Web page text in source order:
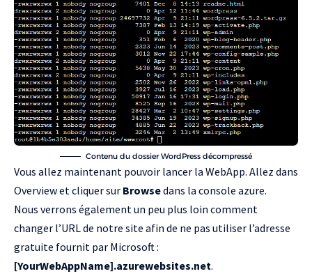
Contenu du dossier WordPress décompressé
Vous allez maintenant pouvoir lancer la WebApp. Allez dans
Overview et cliquer sur Browsedans la console azure.
Nous verrons également un peu plus loin comment
changer l’URL de notre site afin de ne pas utiliser l’adresse
gratuite fournit par Microsoft :
[YourWebAppName].azurewebsites.net.